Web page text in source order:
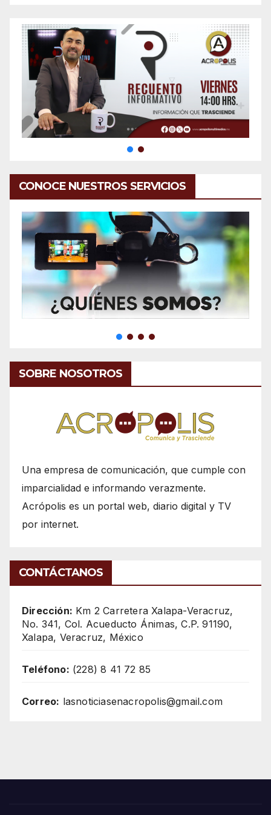
CONOCE NUESTROS SERVICIOS
SOBRE NOSOTROS
Una empresa de comunicación, que cumple con
imparcialidad e informando verazmente.
Acrópolis es un portal web, diario digital y TV
por internet.
CONTÁCTANOS
Dirección: Km 2 Carretera Xalapa-Veracruz,
No. 341, Col. Acueducto Ánimas, C.P. 91190,
Xalapa, Veracruz, México
Teléfono: (228) 8 41 72 85
Correo: lasnoticiasenacropolis@gmail.com